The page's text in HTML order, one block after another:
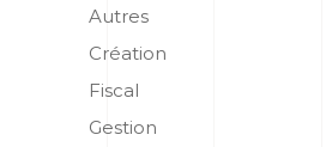
Autres
Création
Fiscal
Gestion